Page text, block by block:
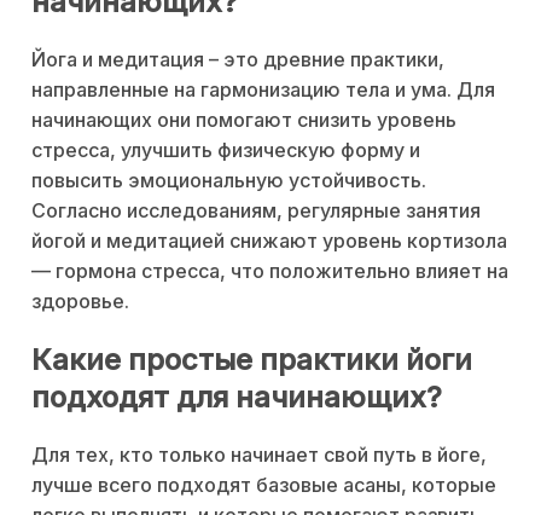
Йога и медитация – это древние практики,
направленные на гармонизацию тела и ума. Для
начинающих они помогают снизить уровень
стресса, улучшить физическую форму и
повысить эмоциональную устойчивость.
Согласно исследованиям, регулярные занятия
йогой и медитацией снижают уровень кортизола
— гормона стресса, что положительно влияет на
здоровье.
Какие простые практики йоги
подходят для начинающих?
Для тех, кто только начинает свой путь в йоге,
лучше всего подходят базовые асаны, которые